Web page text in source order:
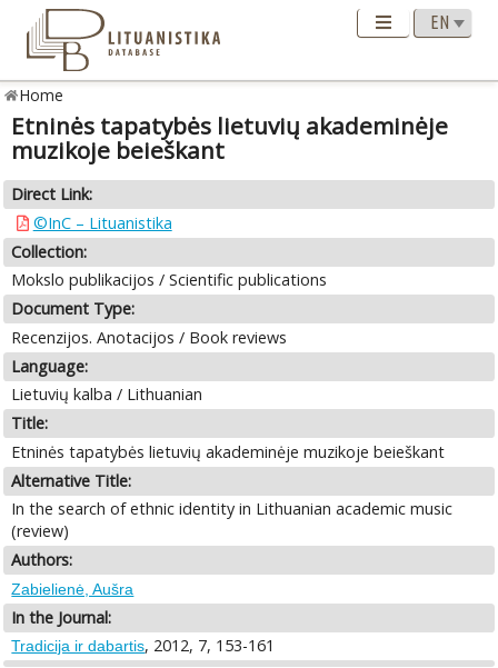
Home
Etninės tapatybės lietuvių akademinėje
muzikoje beieškant
Direct Link:
©InC – Lituanistika
Collection:
Mokslo publikacijos / Scientific publications
Document Type:
Recenzijos. Anotacijos / Book reviews
Language:
Lietuvių kalba / Lithuanian
Title:
Etninės tapatybės lietuvių akademinėje muzikoje beieškant
Alternative Title:
In the search of ethnic identity in Lithuanian academic music
(review)
Authors:
Zabielienė, Aušra
In the Journal:
Tradicija ir dabartis, 2012, 7, 153-161